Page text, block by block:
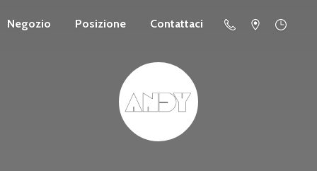
Negozio Posizione Contattaci